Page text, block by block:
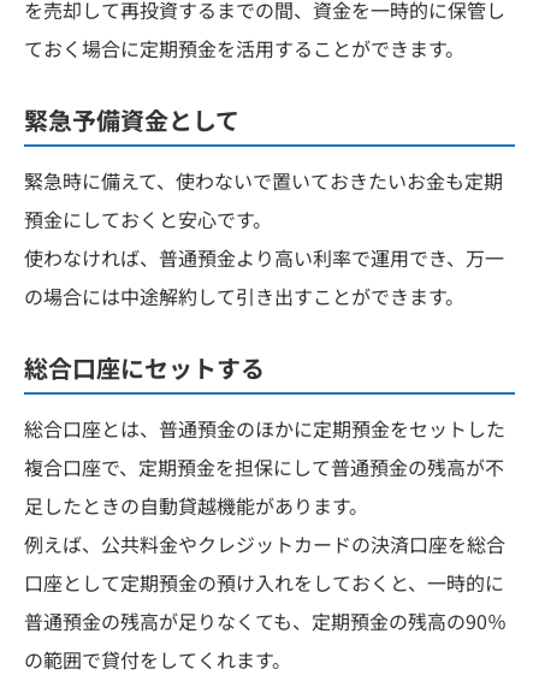
を売却して再投資するまでの間、資金を一時的に保管し
ておく場合に定期預金を活用することができます。
緊急予備資金として
緊急時に備えて、使わないで置いておきたいお金も定期
預金にしておくと安心です。
使わなければ、普通預金より高い利率で運用でき、万一
の場合には中途解約して引き出すことができます。
総合口座にセットする
総合口座とは、普通預金のほかに定期預金をセットした
複合口座で、定期預金を担保にして普通預金の残高が不
足したときの自動貸越機能があります。
例えば、公共料金やクレジットカードの決済口座を総合
口座として定期預金の預け入れをしておくと、一時的に
普通預金の残高が足りなくても、定期預金の残高の90％
の範囲で貸付をしてくれます。